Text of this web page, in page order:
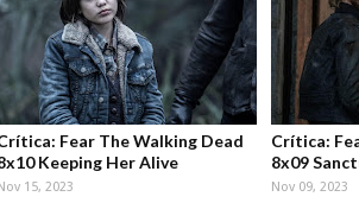
Fear The Walking Dead
Keeping Her Alive
15, 2023
Crítica:
8x09
Nov 09, 2023